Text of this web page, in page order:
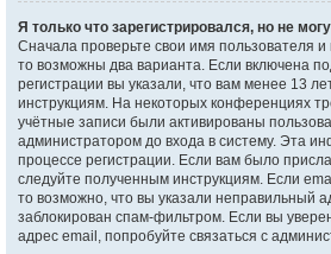
Я только что зарегистрировался, но не
Сначала проверьте свои имя пользователя
то возможны два варианта. Если включена
регистрации вы указали, что вам менее 13
инструкциям. На некоторых конференциях
учётные записи были активированы
администратором до входа в систему. Эта
процессе регистрации. Если вам было
следуйте полученным инструкциям. Если
то возможно, что вы указали неправильный
заблокирован спам-фильтром. Если вы
адрес email, попробуйте связаться с